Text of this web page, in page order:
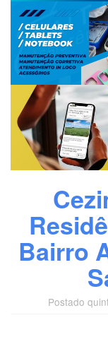
Bairro
Postado